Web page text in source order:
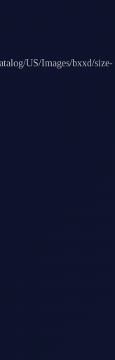
US/Images/bxxd/size-